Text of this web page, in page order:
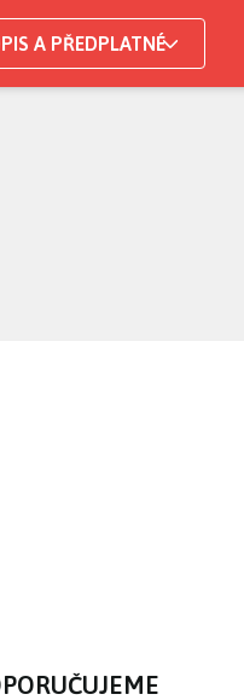
A PŘEDPLATNÉ